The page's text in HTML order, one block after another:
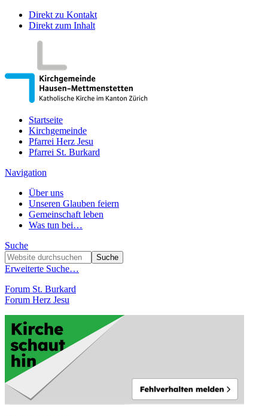
Direkt zu Kontakt
Direkt zum Inhalt
Startseite
Kirchgemeinde
Pfarrei Herz Jesu
Pfarrei St. Burkard
Navigation
Über uns
Unseren Glauben feiern
Gemeinschaft leben
Was tun bei…
Suche
Erweiterte Suche…
Forum St. Burkard
Forum Herz Jesu